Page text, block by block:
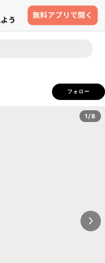
フォロー
1/8